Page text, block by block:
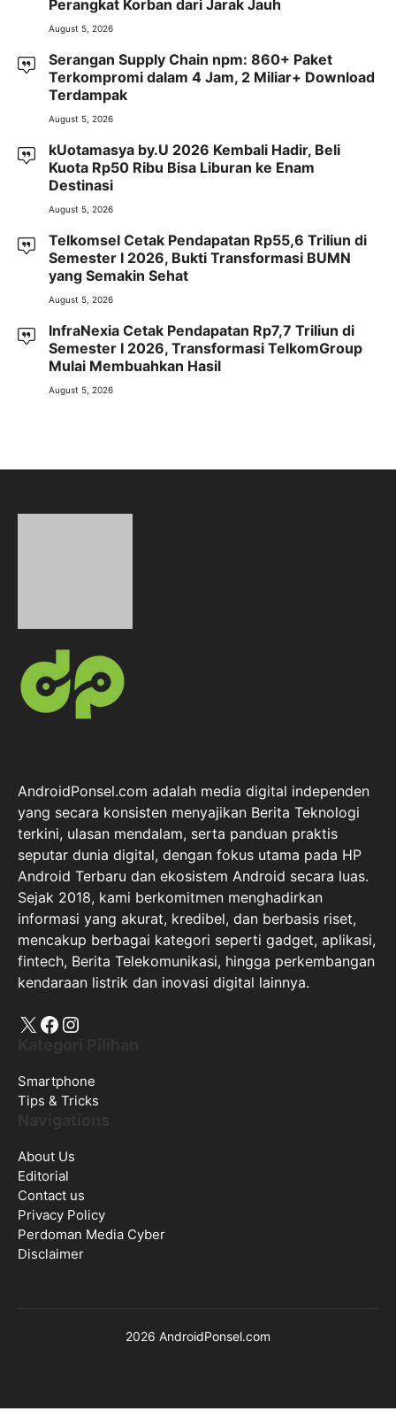
Perangkat Korban dari Jarak Jauh
August 5, 2026
Serangan Supply Chain npm: 860+ Paket
Terkompromi dalam 4 Jam, 2 Miliar+ Download
Terdampak
August 5, 2026
kUotamasya by.U 2026 Kembali Hadir, Beli
Kuota Rp50 Ribu Bisa Liburan ke Enam
Destinasi
August 5, 2026
Telkomsel Cetak Pendapatan Rp55,6 Triliun di
Semester I 2026, Bukti Transformasi BUMN
yang Semakin Sehat
August 5, 2026
InfraNexia Cetak Pendapatan Rp7,7 Triliun di
Semester I 2026, Transformasi TelkomGroup
Mulai Membuahkan Hasil
August 5, 2026
AndroidPonsel.com adalah media digital independen
yang secara konsisten menyajikan Berita Teknologi
Android Terbaru dan ekosistem Android secara luas.
Sejak 2018, kami berkomitmen menghadirkan
informasi yang akurat, kredibel, dan berbasis riset,
mencakup berbagai kategori seperti gadget, aplikasi,
fintech, Berita Telekomunikasi, hingga perkembangan
kendaraan listrik dan inovasi digital lainnya.
X Facebook
Instagram
Kategori Pilihan
Smartphone
Navigations
Editorial
Contact us
Disclaimer
2026 AndroidPonsel.com